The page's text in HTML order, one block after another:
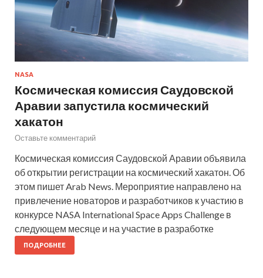
NASA
Космическая комиссия Саудовской
Аравии запустила космический
хакатон
Оставьте комментарий
Космическая комиссия Саудовской Аравии объявила
об открытии регистрации на космический хакатон. Об
этом пишет Arab News. Мероприятие направлено на
привлечение новаторов и разработчиков к участию в
конкурсе NASA International Space Apps Challenge в
следующем месяце и на участие в разработке
ПОДРОБНЕЕ